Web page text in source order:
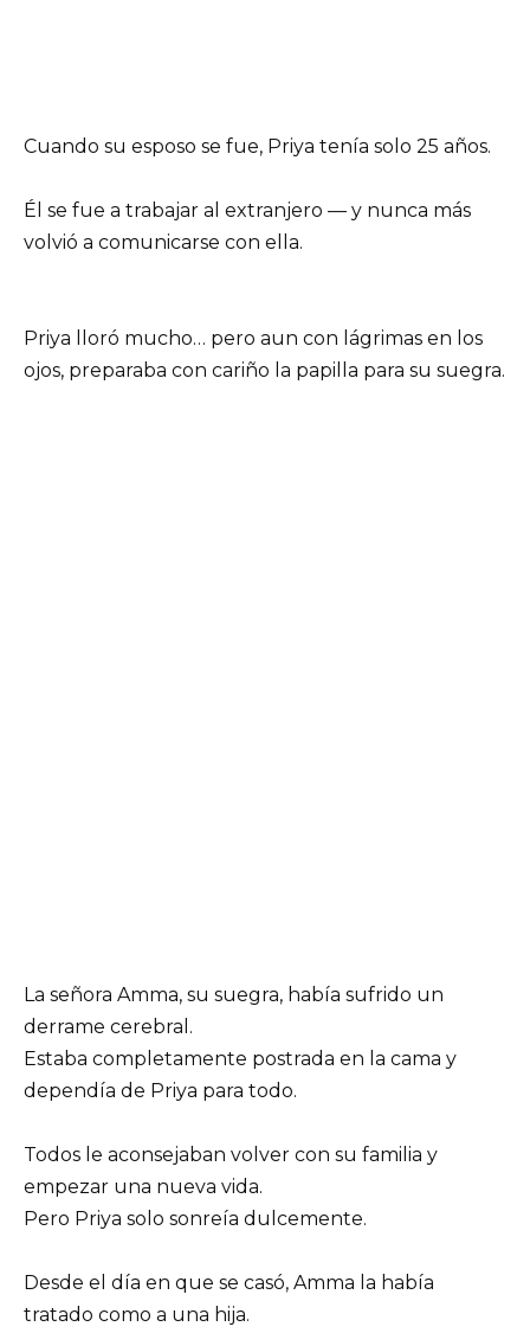
Cuando su esposo se fue, Priya tenía solo 25 años.
Él se fue a trabajar al extranjero — y nunca más
volvió a comunicarse con ella.
Priya lloró mucho… pero aun con lágrimas en los
ojos, preparaba con cariño la papilla para su suegra.
La señora Amma, su suegra, había sufrido un
derrame cerebral.
Estaba completamente postrada en la cama y
dependía de Priya para todo.
Todos le aconsejaban volver con su familia y
empezar una nueva vida.
Pero Priya solo sonreía dulcemente.
Desde el día en que se casó, Amma la había
tratado como a una hija.